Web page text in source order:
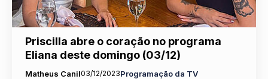
Priscilla abre o coração no programa
Eliana deste domingo (03/12)
Matheus Canil03/12/2023Programação da TV